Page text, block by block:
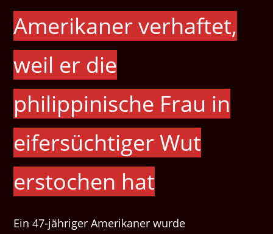
Amerikaner verhaftet,
weil er die
philippinische Frau in
eifersüchtiger Wut
erstochen hat
Ein 47-jähriger Amerikaner wurde